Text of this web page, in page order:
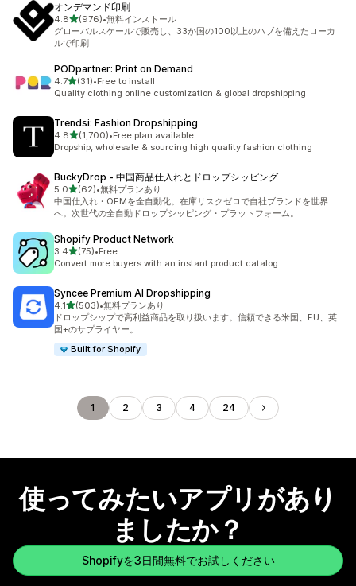
オンデマンド印刷
4.85つ星中
(976)
合計レビュー数：976件
•無料インストール
グローバルスケールで販売し、33か国の100以上のハブを備えたローカ
ルで印刷
PODpartner: Print on Demand
4.75つ星中
(31)
合計レビュー数：31件
•Free to install
Quality clothing online customization & global dropshipping
Trendsi: Fashion Dropshipping
4.85つ星中
(1,700)
合計レビュー数：1700件
•Free plan available
Dropship, wholesale & sourcing high quality fashion clothing
BuckyDrop ‑ 中国商品仕入れとドロップシッピング
5.05つ星中
(62)
合計レビュー数：62件
•無料プランあり
中国仕入れ・OEMを全自動化。在庫リスクゼロで自社ブランドを世界
へ。次世代の全自動ドロップシッピング・プラットフォーム。
Shopify Product Network
3.45つ星中
(75)
合計レビュー数：75件
•Free
Convert more buyers with an instant product catalog
Syncee Premium AI Dropshipping
4.15つ星中
(503)
合計レビュー数：503件
•無料プランあり
ドロップシップで高利益商品を取り扱います。信頼できる米国、EU、英
国+のサプライヤー。
Built for Shopify
1 2 3 4 24
使ってみたいアプリがあり
ましたか？
Shopifyを3日間無料でお試しください